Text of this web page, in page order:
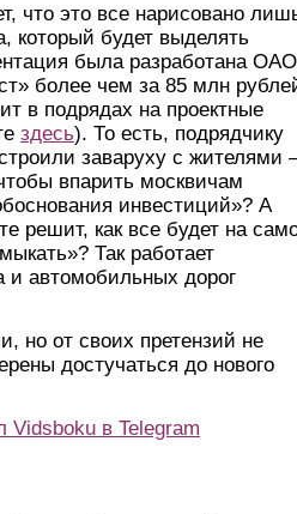
что это все нарисовано
который будет выделять
была разработана ОАО
более чем за 85 млн
в подрядах на проектные
здесь). То есть, подрядчику
заваруху с жителями
впарить москвичам
инвестиций»? А
решит, как все будет на
Так работает
и автомобильных дорог
но от своих претензий не
достучаться до нового
Vidsboku в Telegram